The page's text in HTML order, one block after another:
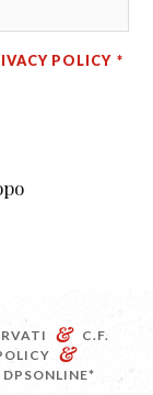
POLICY *
&
C.F.
&
DPSONLINE*